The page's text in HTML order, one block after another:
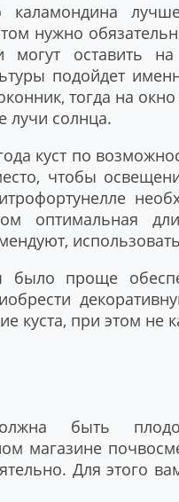
каламондина
нужно
могут оставить
подойдет
тогда на
лучи солнца.
куст по
чтобы
оптимальная
было проще
куста, при этом не
быть
магазине
Для этого